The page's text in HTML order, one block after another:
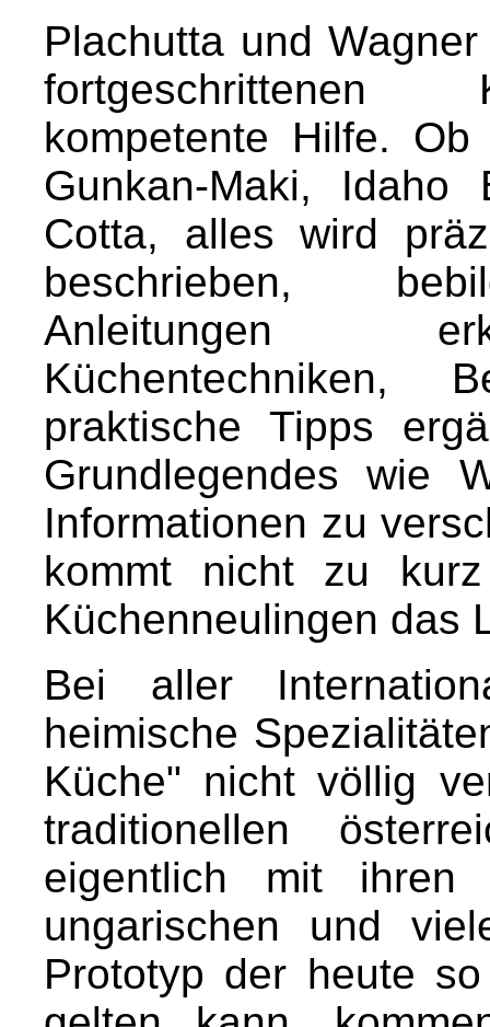
Plachutta und
fortgeschrittenen
kompetente Hilfe.
Gunkan-Maki,
Cotta, alles wird
beschrieben,
Anleitungen
Küchentechniken,
praktische Tipps
Grundlegendes wie
Informationen zu
kommt nicht zu
Küchenneulingen das
Bei aller
heimische
Küche" nicht völlig
traditionellen
eigentlich mit ihren
ungarischen und
Prototyp der heute